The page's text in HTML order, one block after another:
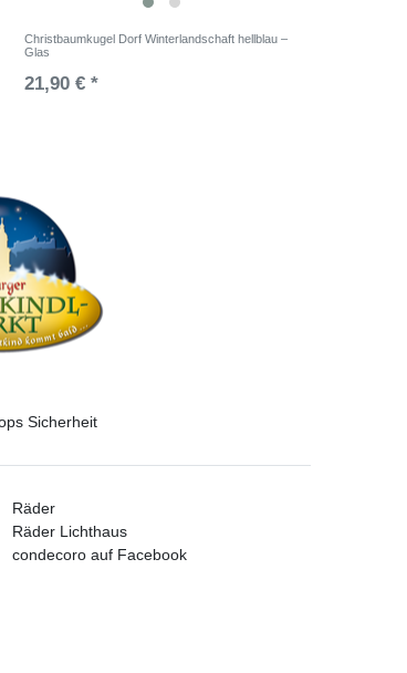
Christbaumkugel Dorf Winterlandschaft hellblau –
Glas
21,90 € *
Sicherheit
Räder
Räder Lichthaus
condecoro auf Facebook